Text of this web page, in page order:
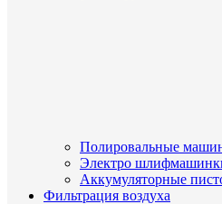
Полировальные
Электро
Аккумуляторные
Фильтрация воздуха